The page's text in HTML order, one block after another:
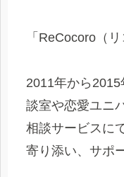
「ReCocoro（
2011年から
談室や恋愛ユニ
相談サービスに
寄り添い、サポ